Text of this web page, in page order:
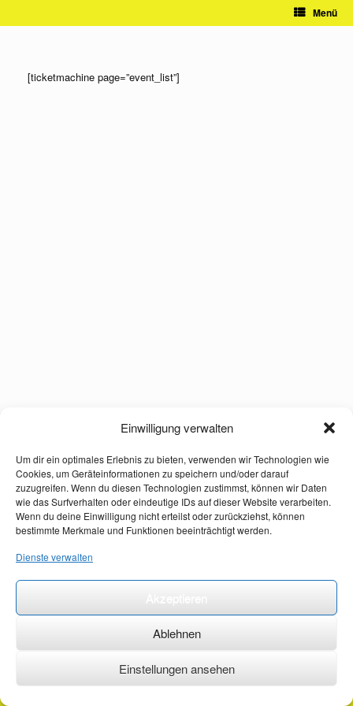
Einwilligung verwalten
Um dir ein optimales Erlebnis zu bieten, verwenden wir Technologien wie
Cookies, um Geräteinformationen zu speichern und/oder darauf
zuzugreifen. Wenn du diesen Technologien zustimmst, können wir Daten
wie das Surfverhalten oder eindeutige IDs auf dieser Website verarbeiten.
Wenn du deine Einwilligung nicht erteilst oder zurückziehst, können
bestimmte Merkmale und Funktionen beeinträchtigt werden.
Dienste verwalten
Ablehnen
Einstellungen ansehen
Menü
[ticketmachine page=”event_list”]
©2026 ·erstehilfekurs-mauch.de ·AGB ·Datenschutzerklärung ·Impressum ·